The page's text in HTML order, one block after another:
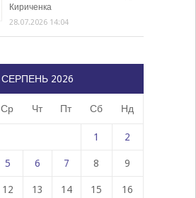
Кириченка
28.07.2026 14:04
СЕРПЕНЬ 2026
Ср Чт Пт Сб Нд
1 2
5 6 7 8 9
12 13 14 15 16